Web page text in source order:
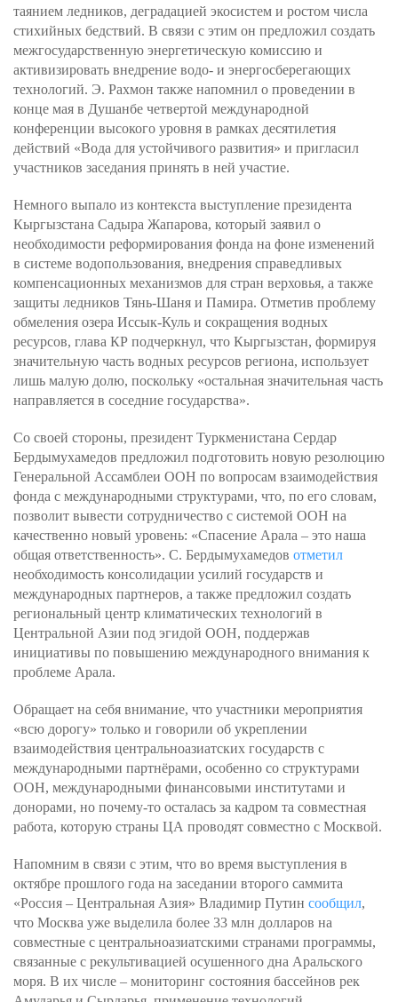
таянием ледников, деградацией экосистем и ростом числа
стихийных бедствий. В связи с этим он предложил создать
межгосударственную энергетическую комиссию и
активизировать внедрение водо- и энергосберегающих
технологий. Э. Рахмон также напомнил о проведении в
конце мая в Душанбе четвертой международной
конференции высокого уровня в рамках десятилетия
действий «Вода для устойчивого развития» и пригласил
участников заседания принять в ней участие.
Немного выпало из контекста выступление президента
Кыргызстана Садыра Жапарова, который заявил о
необходимости реформирования фонда на фоне изменений
в системе водопользования, внедрения справедливых
компенсационных механизмов для стран верховья, а также
защиты ледников Тянь-Шаня и Памира. Отметив проблему
обмеления озера Иссык-Куль и сокращения водных
ресурсов, глава КР подчеркнул, что Кыргызстан, формируя
значительную часть водных ресурсов региона, использует
лишь малую долю, поскольку «остальная значительная часть
направляется в соседние государства».
Со своей стороны, президент Туркменистана Сердар
Бердымухамедов предложил подготовить новую резолюцию
Генеральной Ассамблеи ООН по вопросам взаимодействия
фонда с международными структурами, что, по его словам,
позволит вывести сотрудничество с системой ООН на
качественно новый уровень: «Спасение Арала – это наша
общая ответственность». С. Бердымухамедов отметил
необходимость консолидации усилий государств и
международных партнеров, а также предложил создать
региональный центр климатических технологий в
Центральной Азии под эгидой ООН, поддержав
инициативы по повышению международного внимания к
проблеме Арала.
Обращает на себя внимание, что участники мероприятия
«всю дорогу» только и говорили об укреплении
взаимодействия центральноазиатских государств с
международными партнёрами, особенно со структурами
ООН, международными финансовыми институтами и
донорами, но почему-то осталась за кадром та совместная
работа, которую страны ЦА проводят совместно с Москвой.
Напомним в связи с этим, что во время выступления в
октябре прошлого года на заседании второго саммита
«Россия – Центральная Азия» Владимир Путин сообщил,
что Москва уже выделила более 33 млн долларов на
совместные с центральноазиатскими странами программы,
связанные с рекультивацией осушенного дна Аральского
моря. В их числе – мониторинг состояния бассейнов рек